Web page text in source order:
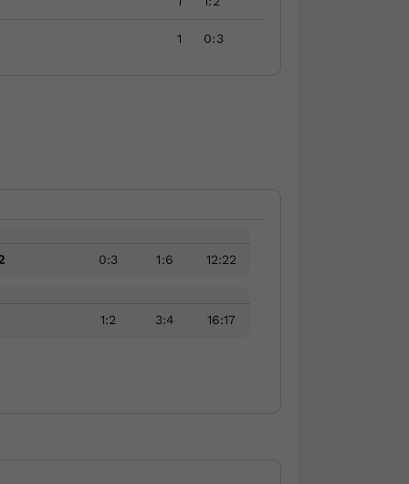
1 0:3
0:3 1:6 12:22
1:2 3:4 16:17